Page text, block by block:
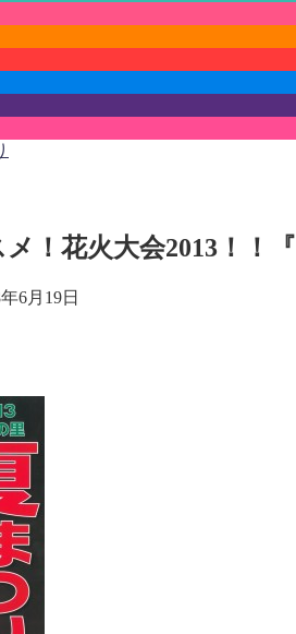
！花火大会2013！！
6月19日